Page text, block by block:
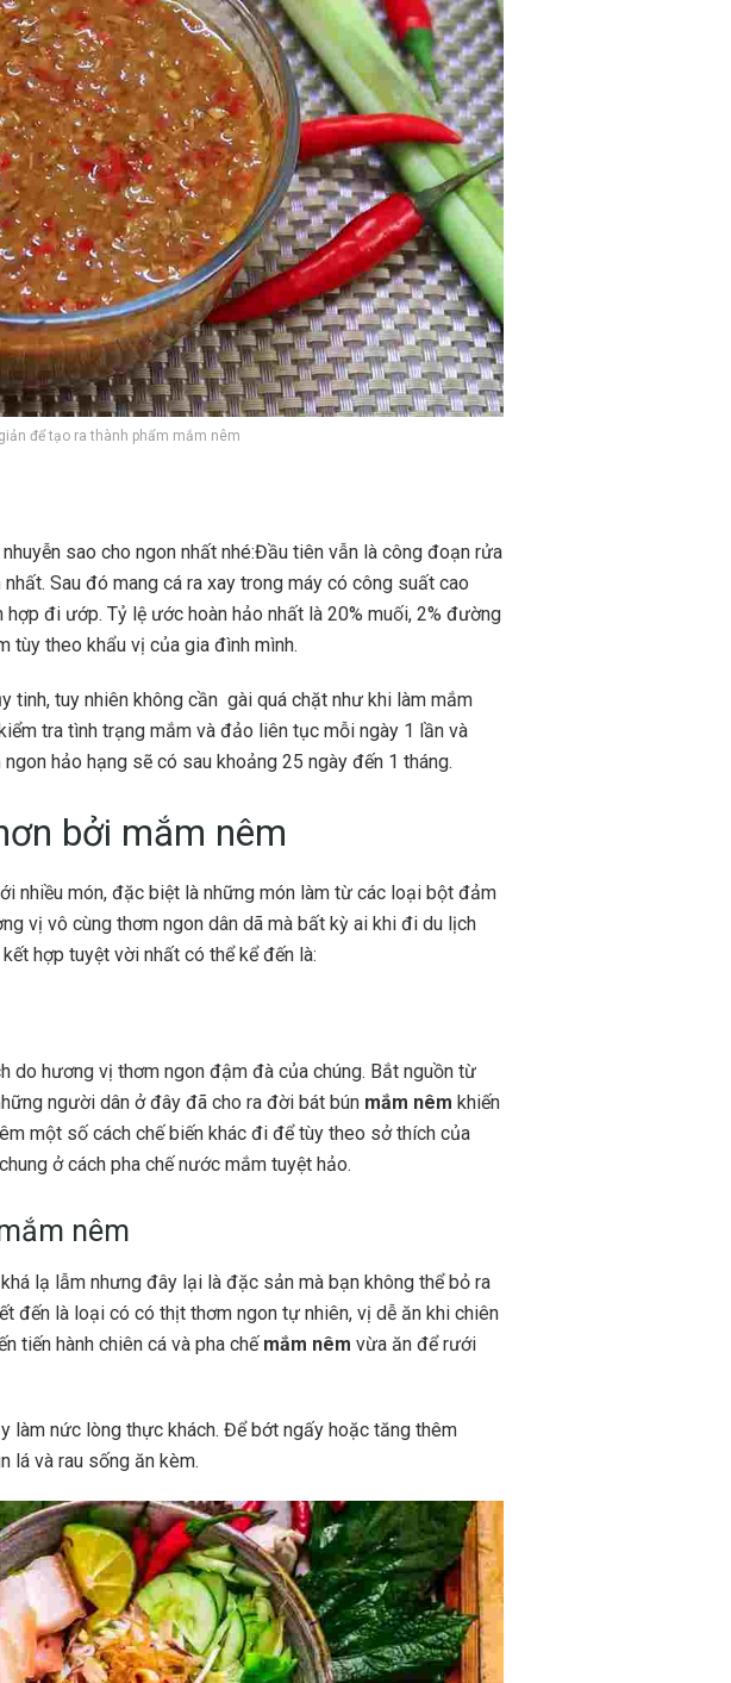
để tạo ra thành phẩm mắm nêm
sao cho ngon nhất nhé:Đầu tiên vẫn là công đoạn rửa
Sau đó mang cá ra xay trong máy có công suất cao
đi ướp. Tỷ lệ ước hoàn hảo nhất là 20% muối, 2% đường
tùy theo khẩu vị của gia đình mình.
tinh, tuy nhiên không cần gài quá chặt như khi làm mắm
tra tình trạng mắm và đảo liên tục mỗi ngày 1 lần và
hảo hạng sẽ có sau khoảng 25 ngày đến 1 tháng.
bởi mắm nêm
nhiều món, đặc biệt là những món làm từ các loại bột đảm
vị vô cùng thơm ngon dân dã mà bất kỳ ai khi đi du lịch
hợp tuyệt vời nhất có thể kể đến là:
do hương vị thơm ngon đậm đà của chúng. Bắt nguồn từ
người dân ở đây đã cho ra đời bát bún mắm nêm khiến
một số cách chế biến khác đi để tùy theo sở thích của
ở cách pha chế nước mắm tuyệt hảo.
nêm
lạ lẫm nhưng đây lại là đặc sản mà bạn không thể bỏ ra
đến là loại có có thịt thơm ngon tự nhiên, vị dễ ăn khi chiên
tiến hành chiên cá và pha chếmắm nêm vừa ăn để rưới
làm nức lòng thực khách. Để bớt ngấy hoặc tăng thêm
lá và rau sống ăn kèm.